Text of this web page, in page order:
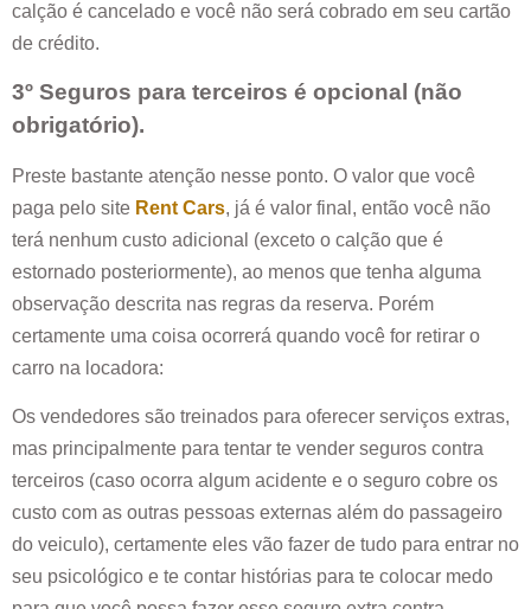
calção é cancelado e você não será cobrado em seu cartão
de crédito.
3º Seguros para terceiros é opcional (não
obrigatório).
Preste bastante atenção nesse ponto. O valor que você
paga pelo site Rent Cars, já é valor final, então você não
terá nenhum custo adicional (exceto o calção que é
estornado posteriormente), ao menos que tenha alguma
observação descrita nas regras da reserva. Porém
certamente uma coisa ocorrerá quando você for retirar o
carro na locadora:
Os vendedores são treinados para oferecer serviços extras,
mas principalmente para tentar te vender seguros contra
terceiros (caso ocorra algum acidente e o seguro cobre os
custo com as outras pessoas externas além do passageiro
do veiculo), certamente eles vão fazer de tudo para entrar no
seu psicológico e te contar histórias para te colocar medo